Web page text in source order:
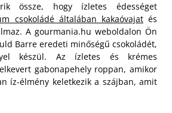
össze, hogy ízletes édességet
csokoládé általában kakaóvajatés
A gourmania.hu weboldalon Ön
Barre eredeti minőségű csokoládét,
készül. Az ízletes és krémes
gabonapehely roppan, amikor
íz-élmény keletkezik a szájban, amit